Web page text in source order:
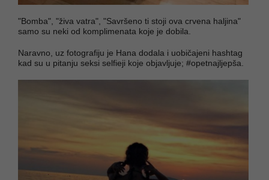
"Bomba", "živa vatra", "Savršeno ti stoji ova crvena haljina"
samo su neki od komplimenata koje je dobila.
Naravno, uz fotografiju je Hana dodala i uobičajeni hashtag
kad su u pitanju seksi selfieji koje objavljuje; #opetnajljepša.